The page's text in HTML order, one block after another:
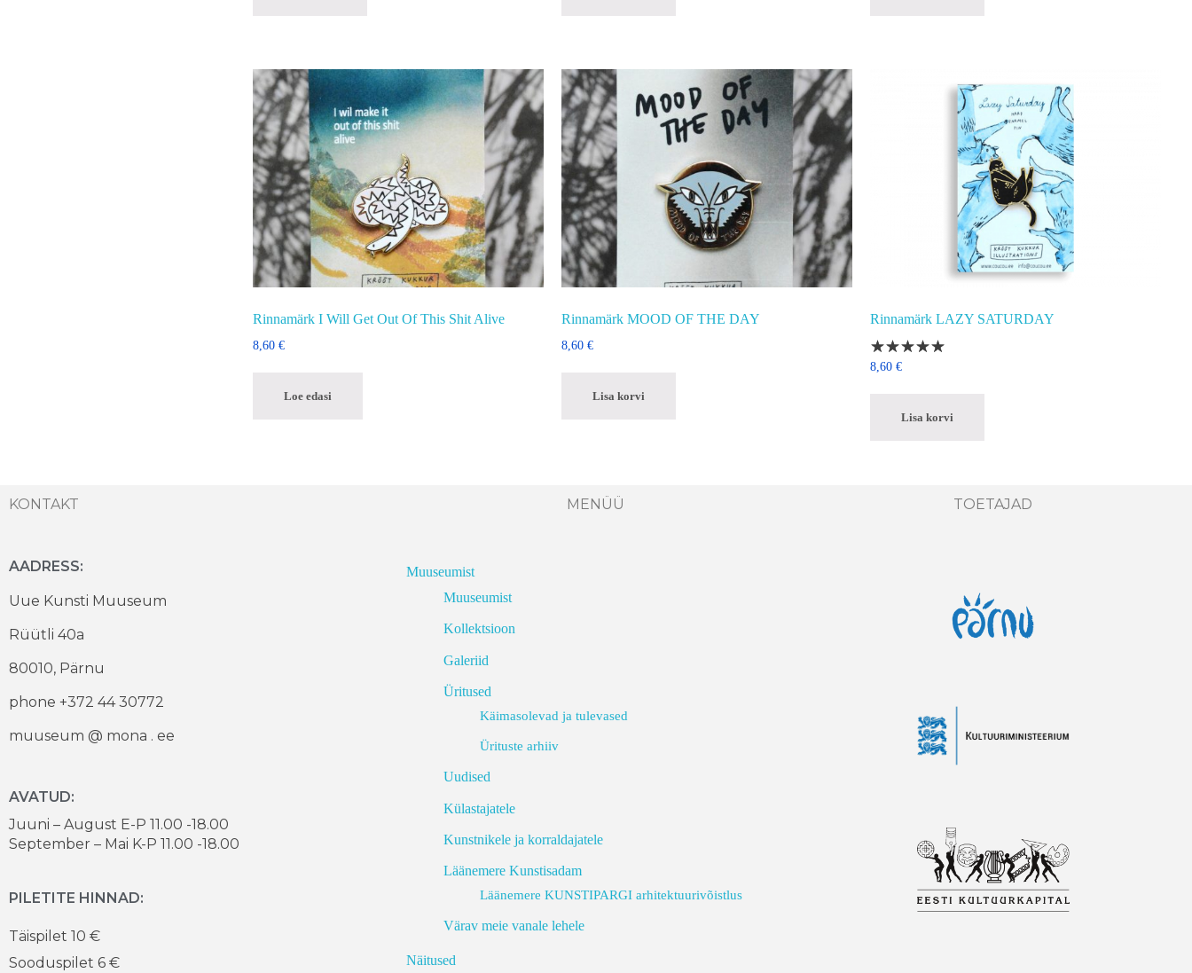
Rinnamärk I Will Get Out Of This Shit Alive
8,60 €
Loe edasi
Rinnamärk MOOD OF THE DAY
8,60 €
Lisa korvi
Rinnamärk LAZY SATURDAY
8,60€
Lisa korvi
KONTAKT
AADRESS:
Uue Kunsti Muuseum
Rüütli 40a
80010, Pärnu
phone +372 44 30772
muuseum @ mona . ee
AVATUD:
Juuni – August E-P 11.00 -18.00
September – Mai K-P 11.00 -18.00
PILETITE HINNAD:
Täispilet 10 €
Sooduspilet 6 €
MENÜÜ
Muuseumist
Muuseumist
Kollektsioon
Galeriid
Üritused
Käimasolevad ja tulevased
Ürituste arhiiv
Uudised
Külastajatele
Kunstnikele ja korraldajatele
Läänemere Kunstisadam
Läänemere KUNSTIPARGI arhitektuurivõistlus
Värav meie vanale lehele
Näitused
TOETAJAD